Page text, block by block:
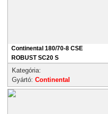
Continental 180/70-8 CSE
ROBUST SC20 S
Kategória:
Gyártó: Continental